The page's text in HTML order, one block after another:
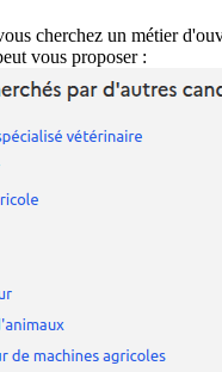
cherchez un métier
vous proposer :